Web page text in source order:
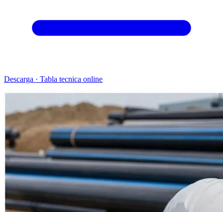
Descarga · Tabla tecnica online